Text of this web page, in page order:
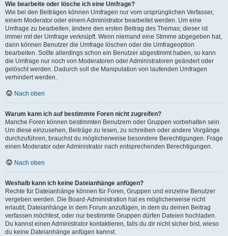
Wie bearbeite oder lösche ich eine Umfrage?
Wie bei den Beiträgen können Umfragen nur vom ursprünglichen Verfasser,
einem Moderator oder einem Administrator bearbeitet werden. Um eine
Umfrage zu bearbeiten, ändere den ersten Beitrag des Themas; dieser ist
immer mit der Umfrage verknüpft. Wenn niemand eine Stimme abgegeben hat,
dann können Benutzer die Umfrage löschen oder die Umfrageoption
bearbeiten. Sollte allerdings schon ein Benutzer abgestimmt haben, so kann
die Umfrage nur noch von Moderatoren oder Administratoren geändert oder
gelöscht werden. Dadurch soll die Manipulation von laufenden Umfragen
verhindert werden.
Nach oben
Warum kann ich auf bestimmte Foren nicht zugreifen?
Manche Foren können bestimmten Benutzern oder Gruppen vorbehalten sein.
Um diese einzusehen, Beiträge zu lesen, zu schreiben oder andere Vorgänge
durchzuführen, brauchst du möglicherweise besondere Berechtigungen. Frage
einen Moderator oder Administrator nach entsprechenden Berechtigungen.
Nach oben
Weshalb kann ich keine Dateianhänge anfügen?
Rechte für Dateianhänge können für Foren, Gruppen und einzelne Benutzer
vergeben werden. Die Board-Administration hat es möglicherweise nicht
erlaubt, Dateianhänge in dem Forum anzufügen, in dem du deinen Beitrag
verfassen möchtest, oder nur bestimmte Gruppen dürfen Dateien hochladen.
Du kannst einen Administrator kontaktieren, falls du dir nicht sicher bist, wieso
du keine Dateianhänge anfügen kannst.